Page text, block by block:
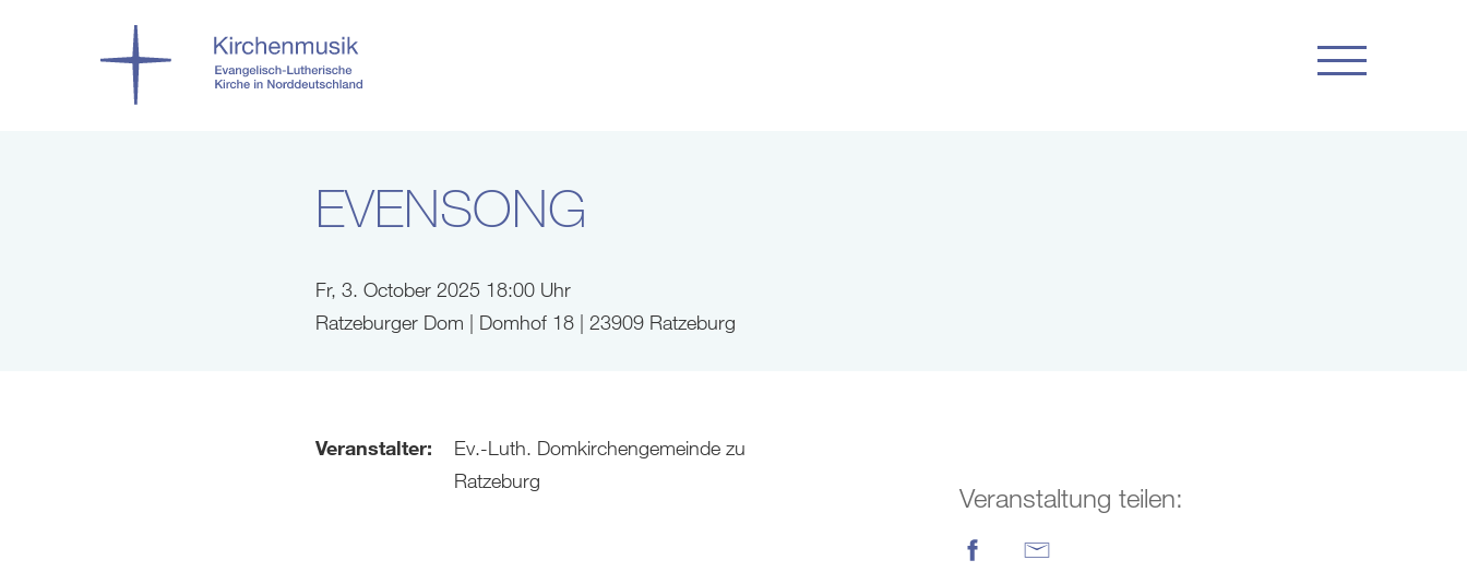
EVENSONG
Fr, 3. October 2025 18:00 Uhr
Ratzeburger Dom | Domhof 18 | 23909 Ratzeburg
Veranstalter:
Ev.-Luth. Domkirchengemeinde zu
Ratzeburg
Veranstaltung teilen: